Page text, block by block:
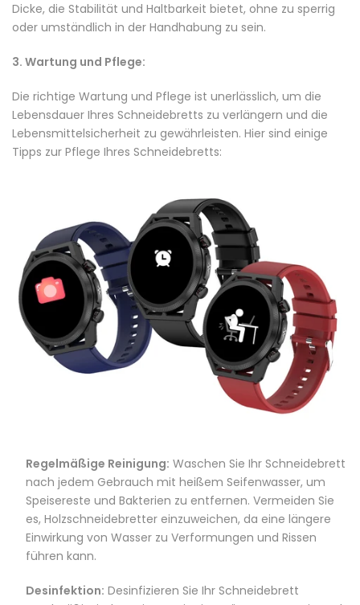
Dicke, die Stabilität und Haltbarkeit bietet, ohne zu sperrig
oder umständlich in der Handhabung zu sein.
3. Wartung und Pflege:
Die richtige Wartung und Pflege ist unerlässlich, um die
Lebensdauer Ihres Schneidebretts zu verlängern und die
Lebensmittelsicherheit zu gewährleisten. Hier sind einige
Tipps zur Pflege Ihres Schneidebretts:
Regelmäßige Reinigung: Waschen Sie Ihr Schneidebrett
nach jedem Gebrauch mit heißem Seifenwasser, um
Speisereste und Bakterien zu entfernen. Vermeiden Sie
es, Holzschneidebretter einzuweichen, da eine längere
Einwirkung von Wasser zu Verformungen und Rissen
führen kann.
Desinfektion: Desinfizieren Sie Ihr Schneidebrett